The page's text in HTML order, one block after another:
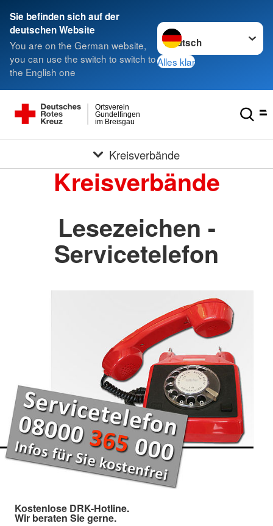
Sie befinden sich auf der
deutschen Website
You are on the German website,
you can use the switch to switch to
the English one
Sprache wechseln zu
Alles klar
im Breisgau
Gundelfingen
Ortsverein
Kreisverbände
Kreisverbände
Lesezeichen -
Servicetelefon
Kostenlose DRK-Hotline.
Wir beraten Sie gerne.